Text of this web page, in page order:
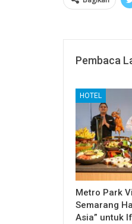
Pembaca
HOTEL
Metro Park
Semarang
Asia” untuk